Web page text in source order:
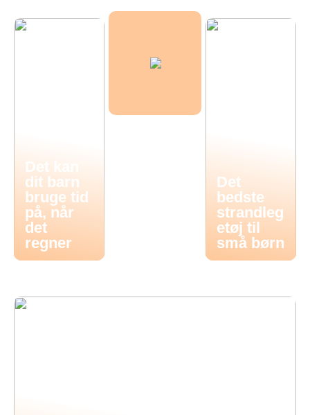
Det kan
dit barn
bruge tid
på, når
det
regner
Det
bedste
strandleg
etøj til
små børn